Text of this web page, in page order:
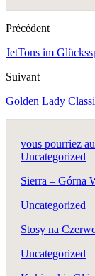
Précédent
JetTons im
Suivant
Golden Lady
vous pourriez
Uncategorized
Sierra – Górna
Uncategorized
Stosy na
Uncategorized